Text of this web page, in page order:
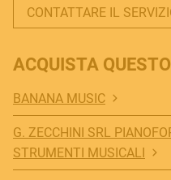
CONTATTARE IL
ACQUISTA
BANANA MUSIC
G. ZECCHINI SRL
STRUMENTI MUSICALI